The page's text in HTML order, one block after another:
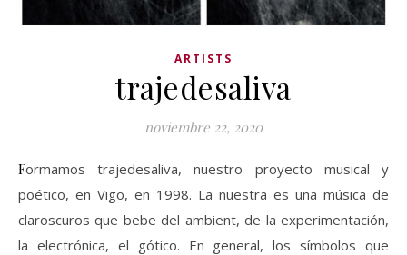
ARTISTS
trajedesaliva
noviembre 22, 2020
Formamos trajedesaliva, nuestro proyecto musical y
poético, en Vigo, en 1998. La nuestra es una música de
claroscuros que bebe del ambient, de la experimentación,
la electrónica, el gótico. En general, los símbolos que